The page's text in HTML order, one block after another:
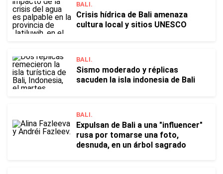
BALI.
Crisis hídrica de Bali amenaza
cultura local y sitios UNESCO
BALI.
Sismo moderado y réplicas
sacuden la isla indonesia de Bali
BALI.
Expulsan de Bali a una "influencer"
rusa por tomarse una foto,
desnuda, en un árbol sagrado